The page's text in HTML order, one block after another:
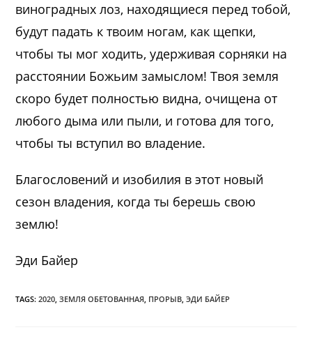
виноградных лоз, находящиеся перед тобой,
будут падать к твоим ногам, как щепки,
чтобы ты мог ходить, удерживая сорняки на
расстоянии Божьим замыслом! Твоя земля
скоро будет полностью видна, очищена от
любого дыма или пыли, и готова для того,
чтобы ты вступил во владение.
Благословений и изобилия в этот новый
сезон владения, когда ты берешь свою
землю!
Эди Байер
TAGS:2020, ЗЕМЛЯ ОБЕТОВАННАЯ, ПРОРЫВ, ЭДИ БАЙЕР